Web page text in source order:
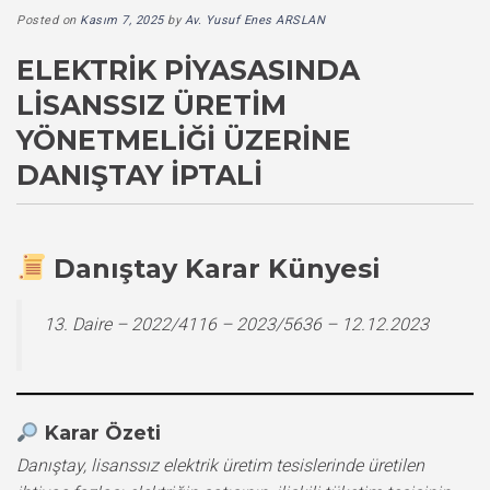
Posted on Kasım 7, 2025byAv. Yusuf Enes ARSLAN
ELEKTRIK PIYASASINDA
LISANSSIZ ÜRETIM
YÖNETMELIĞI ÜZERINE
DANIŞTAY İPTALI
Danıştay Karar Künyesi
13. Daire – 2022/4116 – 2023/5636 – 12.12.2023
Karar Özeti
Danıştay, lisanssız elektrik üretim tesislerinde üretilen